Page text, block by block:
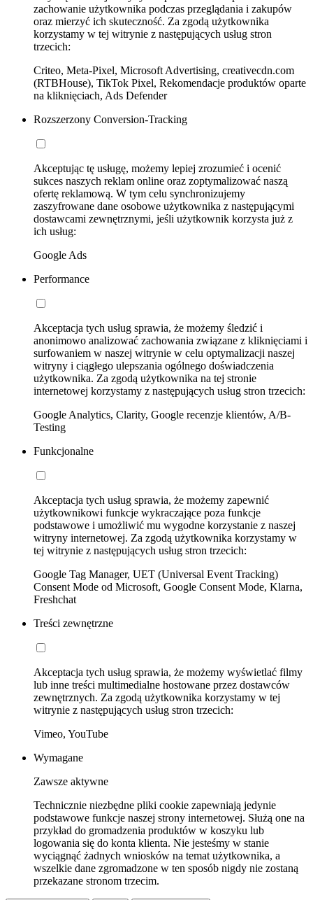
zachowanie użytkownika podczas przeglądania i zakupów
oraz mierzyć ich skuteczność. Za zgodą użytkownika
korzystamy w tej witrynie z następujących usług stron
trzecich:
Criteo, Meta-Pixel, Microsoft Advertising, creativecdn.com
(RTBHouse), TikTok Pixel, Rekomendacje produktów oparte
na kliknięciach, Ads Defender
Rozszerzony Conversion-Tracking
Akceptując tę usługę, możemy lepiej zrozumieć i ocenić
sukces naszych reklam online oraz zoptymalizować naszą
ofertę reklamową. W tym celu synchronizujemy
zaszyfrowane dane osobowe użytkownika z następującymi
dostawcami zewnętrznymi, jeśli użytkownik korzysta już z
ich usług:
Google Ads
Performance
Akceptacja tych usług sprawia, że możemy śledzić i
anonimowo analizować zachowania związane z kliknięciami i
surfowaniem w naszej witrynie w celu optymalizacji naszej
witryny i ciągłego ulepszania ogólnego doświadczenia
użytkownika. Za zgodą użytkownika na tej stronie
internetowej korzystamy z następujących usług stron trzecich:
Google Analytics, Clarity, Google recenzje klientów, A/B-
Testing
Funkcjonalne
Akceptacja tych usług sprawia, że możemy zapewnić
użytkownikowi funkcje wykraczające poza funkcje
podstawowe i umożliwić mu wygodne korzystanie z naszej
witryny internetowej. Za zgodą użytkownika korzystamy w
tej witrynie z następujących usług stron trzecich:
Google Tag Manager, UET (Universal Event Tracking)
Consent Mode od Microsoft, Google Consent Mode, Klarna,
Freshchat
Treści zewnętrzne
Akceptacja tych usług sprawia, że możemy wyświetlać filmy
lub inne treści multimedialne hostowane przez dostawców
zewnętrznych. Za zgodą użytkownika korzystamy w tej
witrynie z następujących usług stron trzecich:
Vimeo, YouTube
Wymagane
Zawsze aktywne
Technicznie niezbędne pliki cookie zapewniają jedynie
podstawowe funkcje naszej strony internetowej. Służą one na
przykład do gromadzenia produktów w koszyku lub
logowania się do konta klienta. Nie jesteśmy w stanie
wyciągnąć żadnych wniosków na temat użytkownika, a
wszelkie dane zgromadzone w ten sposób nigdy nie zostaną
przekazane stronom trzecim.